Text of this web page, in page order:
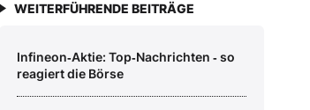
WEITERFÜHRENDE BEITRÄGE
Infineon‑Aktie: Top‑Nachrichten ‑ so
reagiert die Börse